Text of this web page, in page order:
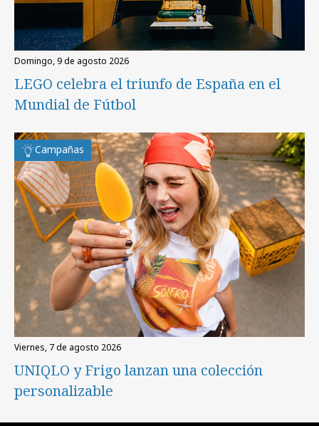
domingo, 9 de agosto 2026
LEGO celebra el triunfo de España en el
Mundial de Fútbol
Campañas
viernes, 7 de agosto 2026
UNIQLO y Frigo lanzan una colección
personalizable